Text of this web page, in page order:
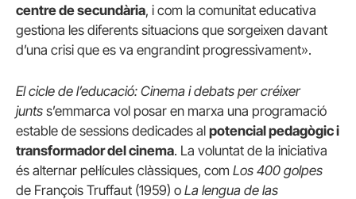
centre de secundària, i com la comunitat educativa
gestiona les diferents situacions que sorgeixen davant
d’una crisi que es va engrandint progressivament».
El cicle de l’educació: Cinema i debats per créixer
junts s’emmarca vol posar en marxa una programació
estable de sessions dedicades al potencial pedagògic i
transformador del cinema. La voluntat de la iniciativa
és alternar pel·lícules clàssiques, com Los 400 golpes
de François Truffaut (1959) o La lengua de las